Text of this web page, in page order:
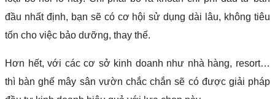
đầu nhất định, bạn sẽ có cơ hội sử dụng dài lâu, không tiêu
tốn cho việc bảo dưỡng, thay thế.
Hơn hết, với các cơ sở kinh doanh như nhà hàng, resort…
thì bàn ghế mây sân vườn chắc chắn sẽ có được giải pháp